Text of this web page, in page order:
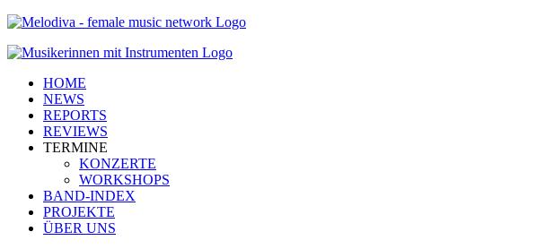
HOME
NEWS
REPORTS
REVIEWS
TERMINE
KONZERTE
WORKSHOPS
BAND-INDEX
PROJEKTE
ÜBER UNS